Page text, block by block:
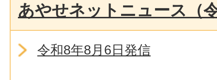
あやせネットニュース（
令和8年8月6日発信